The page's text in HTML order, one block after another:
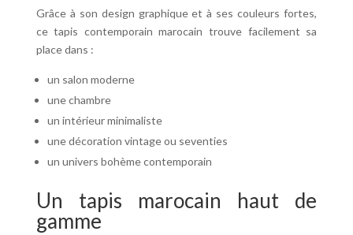
Grâce à son design graphique et à ses couleurs fortes,
ce tapis contemporain marocain trouve facilement sa
place dans :
un salon moderne
une chambre
un intérieur minimaliste
une décoration vintage ou seventies
un univers bohème contemporain
Un tapis marocain haut de
gamme